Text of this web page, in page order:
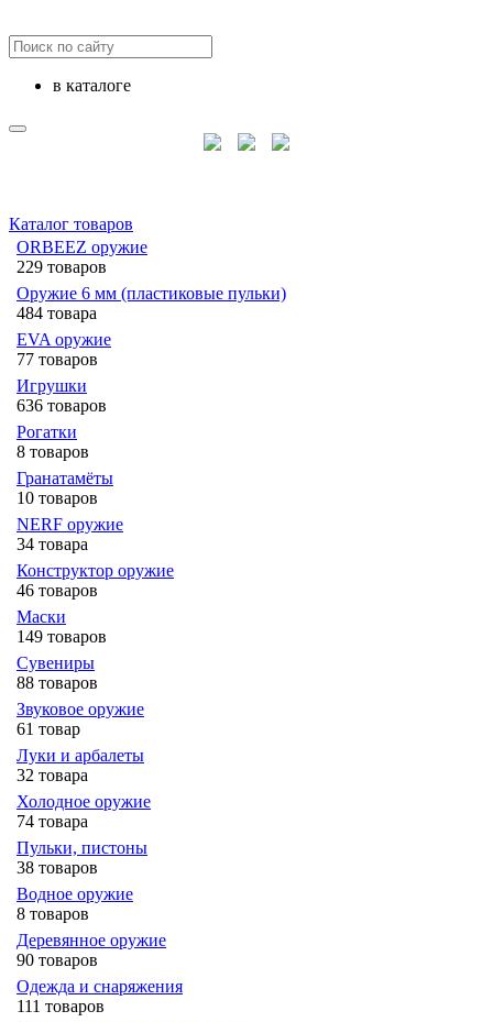
в каталоге
Каталог товаров
ORBEEZ оружие
229 товаров
Оружие 6 мм (пластиковые пульки)
484 товара
EVA оружие
77 товаров
Игрушки
636 товаров
Рогатки
8 товаров
Гранатамёты
10 товаров
NERF оружие
34 товара
Конструктор оружие
46 товаров
Маски
149 товаров
Сувениры
88 товаров
Звуковое оружие
61 товар
Луки и арбалеты
32 товара
Холодное оружие
74 товара
Пульки, пистоны
38 товаров
Водное оружие
8 товаров
Деревянное оружие
90 товаров
Одежда и снаряжения
111 товаров